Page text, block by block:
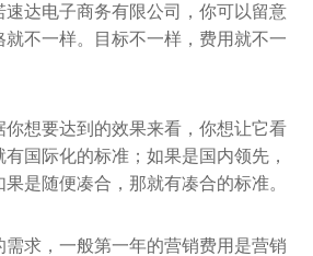
速达电子商务有限公司，你可以留意
不一样。目标不一样，费用就不一
你想要达到的效果来看，你想让它看
国际化的标准；如果是国内领先，
是随便凑合，那就有凑合的标准。
求，一般第一年的营销费用是营销